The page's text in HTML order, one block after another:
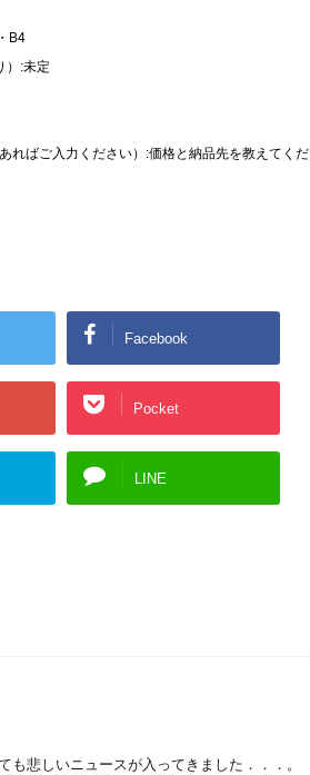
B4
）:未定
ればご入力ください）:価格と納品先を教えてくだ
Facebook
Pocket
LINE
も悲しいニュースが入ってきました．．．。